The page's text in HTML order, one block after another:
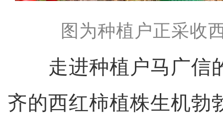
图为种植户正采收
走进种植户马广信
齐的西红柿植株生机勃